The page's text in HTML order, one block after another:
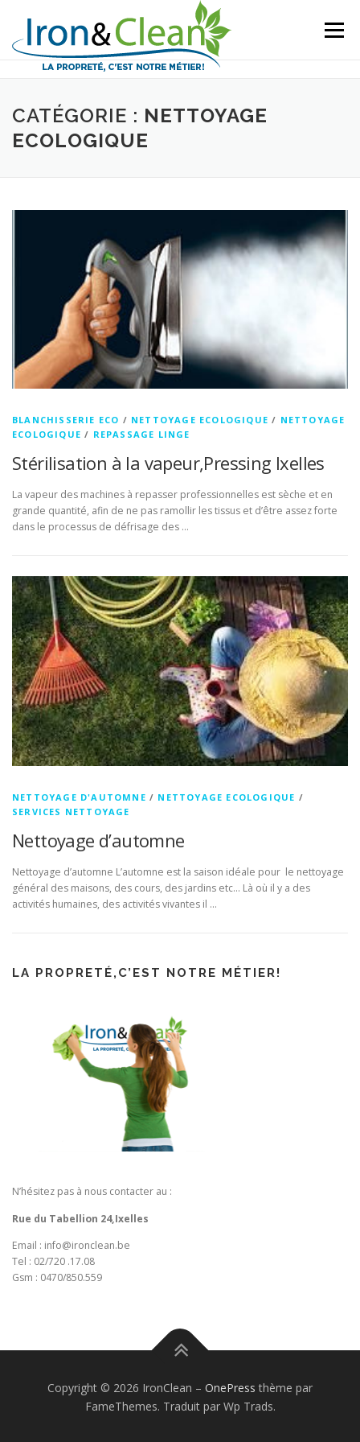
contenu
Menu
CATÉGORIE : NETTOYAGE
ECOLOGIQUE
BLANCHISSERIE ECO / NETTOYAGE ECOLOGIQUE / NETTOYAGE
ECOLOGIQUE / REPASSAGE LINGE
Stérilisation à la vapeur,Pressing Ixelles
La vapeur des machines à repasser professionnelles est sèche et en
grande quantité, afin de ne pas ramollir les tissus et d’être assez forte
dans le processus de défrisage des …
NETTOYAGE D'AUTOMNE / NETTOYAGE ECOLOGIQUE /
SERVICES NETTOYAGE
Nettoyage d’automne
Nettoyage d’automne L’automne est la saison idéale pour le nettoyage
général des maisons, des cours, des jardins etc… Là où il y a des
activités humaines, des activités vivantes il …
LA PROPRETÉ,C’EST NOTRE MÉTIER!
N’hésitez pas à nous contacter au :
Rue du Tabellion 24,Ixelles
Email : info@ironclean.be
Tel : 02/720 .17.08
Gsm : 0470/850.559
Copyright © 2026 IronClean – OnePress thème par
FameThemes. Traduit par Wp Trads.